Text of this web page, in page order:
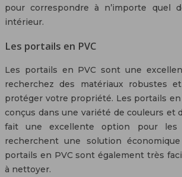
pour correspondre à n’importe quel
intérieur.
Les portails en PVC
Les portails en PVC sont une
recherchez des matériaux robustes
protéger votre propriété. Les portails
conçus dans une variété de couleurs et
fait une excellente option pour les
recherchent une solution
portails en PVC sont également très
à nettoyer.